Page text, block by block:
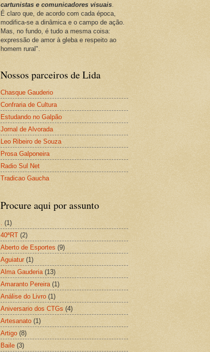
cartunistas e comunicadores visuais.
É claro que, de acordo com cada época,
modifica-se a dinâmica e o campo de ação.
Mas, no fundo, é tudo a mesma coisa:
expressão de amor à gleba e respeito ao
homem rural".
Nossos parceiros de Lida
Chasque Gauderio
Confraria de Cultura
Estudando no Galpão
Jornal de Alvorada
Leo Ribeiro de Souza
Prosa Galponeira
Radio Sul Net
Tradicao Gaucha
Procure aqui por assunto
(1)
40ªRT (2)
Aberto de Esportes (9)
Aguiatur (1)
Alma Gauderia (13)
Amaranto Pereira (1)
Análise do Livro (1)
Aniversario dos CTGs (4)
Artesanato (1)
Artigo (8)
Baile (3)